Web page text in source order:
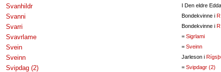
Svanhildr I Den eldre
Svanni Bondekvinne i
Svarri Bondekvinne i
Svavrlame = Sigrlami
Svein = Sveinn
Sveinn Jarleson i
Svipdag (2) = Svipdagr (2)